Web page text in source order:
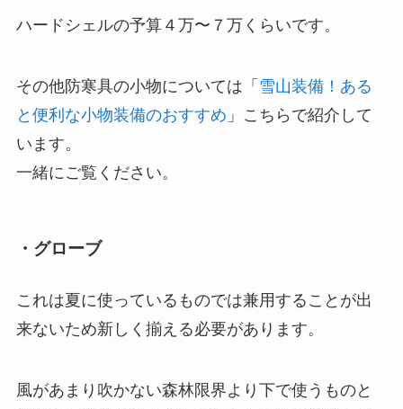
ハードシェルの予算４万〜７万くらいです。
その他防寒具の小物については「 雪山装備！ある
と便利な小物装備のおすすめ 」こちらで紹介して
います。
一緒にご覧ください。
・グローブ
これは夏に使っているものでは兼用することが出
来ないため新しく揃える必要があります。
風があまり吹かない森林限界より下で使うものと